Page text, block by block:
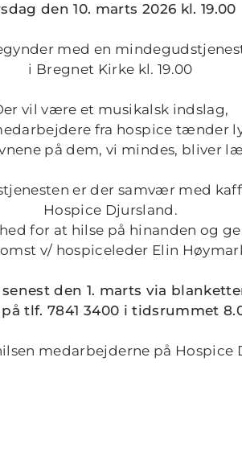
den 10. marts 2026 kl. 19.00
med en
i Bregnet Kirke kl. 19.00
vil være et musikalsk indslag,
fra hospice tænder
på dem, vi mindes, bliver
er der samvær med
Hospice Djursland.
for at hilse på hinanden og
v/ hospiceleder Elin
den 1. marts via
på tlf.7841 3400 i tidsrummet
medarbejderne på Hospice